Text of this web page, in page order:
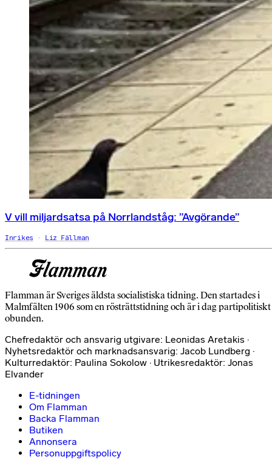
V vill miljardsatsa på Norrlandståg: ”Avgörande”
Inrikes Liz Fällman
Flamman är Sveriges äldsta socialistiska tidning. Den startades i
Malmfälten 1906 som en rösträttstidning och är i dag partipolitiskt
obunden.
Chefredaktör och ansvarig utgivare: Leonidas Aretakis ·
Nyhetsredaktör och marknadsansvarig: Jacob Lundberg ·
Kulturredaktör: Paulina Sokolow · Utrikesredaktör: Jonas
Elvander
E-tidningen
Om Flamman
Backa Flamman
Butiken
Annonsera
Personuppgiftspolicy